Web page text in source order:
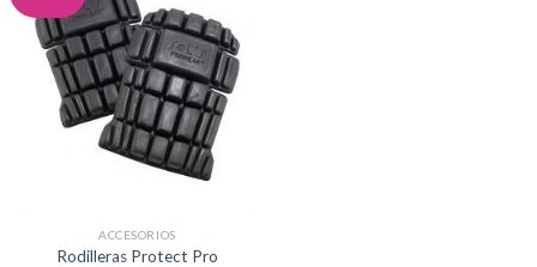
lista de
deseos
ACCESORIOS
Rodilleras Protect Pro